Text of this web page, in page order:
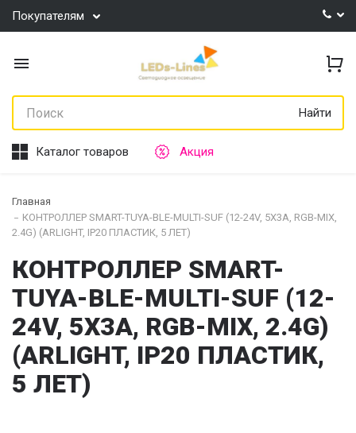
Покупателям
Найти
Каталог товаров Акция
Главная
КОНТРОЛЛЕР SMART-TUYA-BLE-MULTI-SUF (12-24V, 5X3A, RGB-MIX,
2.4G) (ARLIGHT, IP20 ПЛАСТИК, 5 ЛЕТ)
КОНТРОЛЛЕР SMART-
TUYA-BLE-MULTI-SUF (12-
24V, 5X3A, RGB-MIX, 2.4G)
(ARLIGHT, IP20 ПЛАСТИК,
5 ЛЕТ)